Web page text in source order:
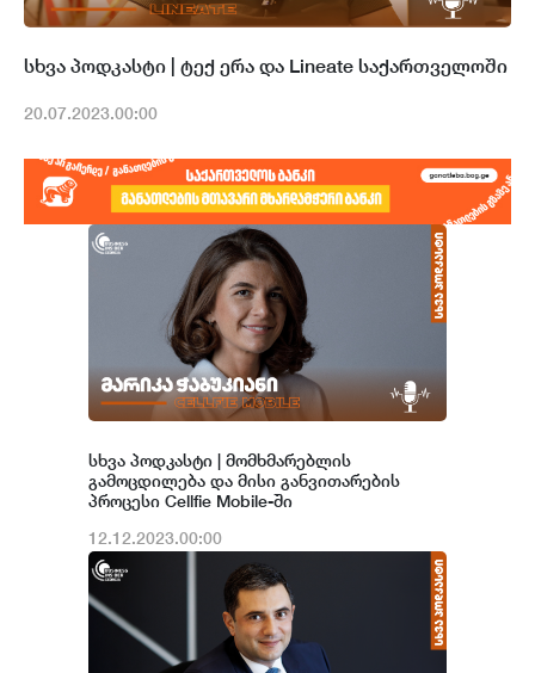
სხვა პოდკასტი | მომხმარებლის
გამოცდილება და მისი განვითარების
პროცესი Cellfie Mobile-ში
12.12.2023.00:00
სხვა პოდკასტი | ტექ ერა და Lineate საქართველოში
20.07.2023.00:00